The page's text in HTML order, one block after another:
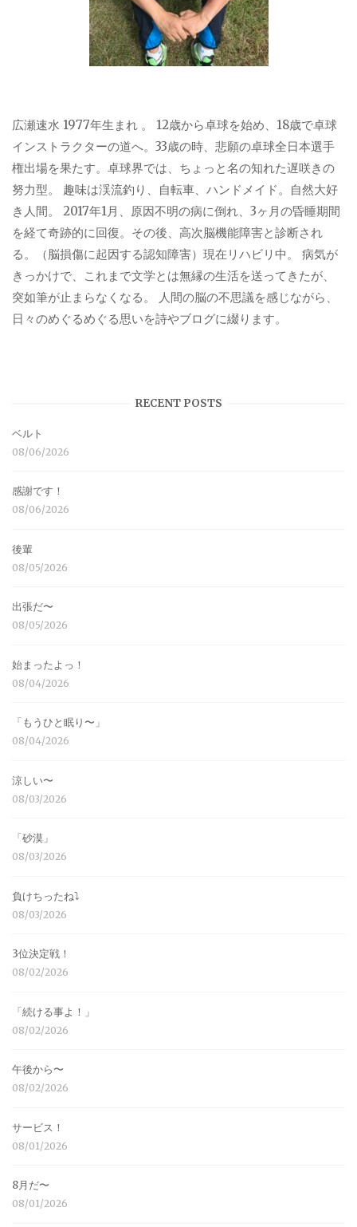
広瀬速水 1977年生まれ 。 12歳から卓球を始め、18歳で卓球
インストラクターの道へ。33歳の時、悲願の卓球全日本選手
権出場を果たす。卓球界では、ちょっと名の知れた遅咲きの
努力型。 趣味は渓流釣り、自転車、ハンドメイド。自然大好
き人間。 2017年1月、原因不明の病に倒れ、3ヶ月の昏睡期間
を経て奇跡的に回復。その後、高次脳機能障害と診断され
る。（脳損傷に起因する認知障害）現在リハビリ中。 病気が
きっかけで、これまで文学とは無縁の生活を送ってきたが、
突如筆が止まらなくなる。 人間の脳の不思議を感じながら、
日々のめぐるめぐる思いを詩やブログに綴ります。
RECENT POSTS
ベルト
08/06/2026
感謝です！
08/06/2026
後輩
08/05/2026
出張だ〜
08/05/2026
始まったよっ！
08/04/2026
「もうひと眠り〜」
08/04/2026
涼しい〜
08/03/2026
「砂漠」
08/03/2026
負けちったね⤵︎
08/03/2026
3位決定戦！
08/02/2026
「続ける事よ！」
08/02/2026
午後から〜
08/02/2026
サービス！
08/01/2026
8月だ〜
08/01/2026